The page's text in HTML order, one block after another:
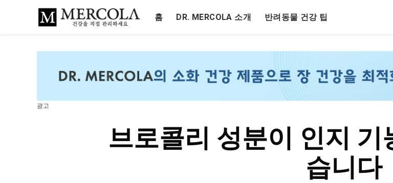
홈 DR. MERCOLA 소개 반려동물 건강 팁
광고
브로콜리 성분이 인지 기
습니다